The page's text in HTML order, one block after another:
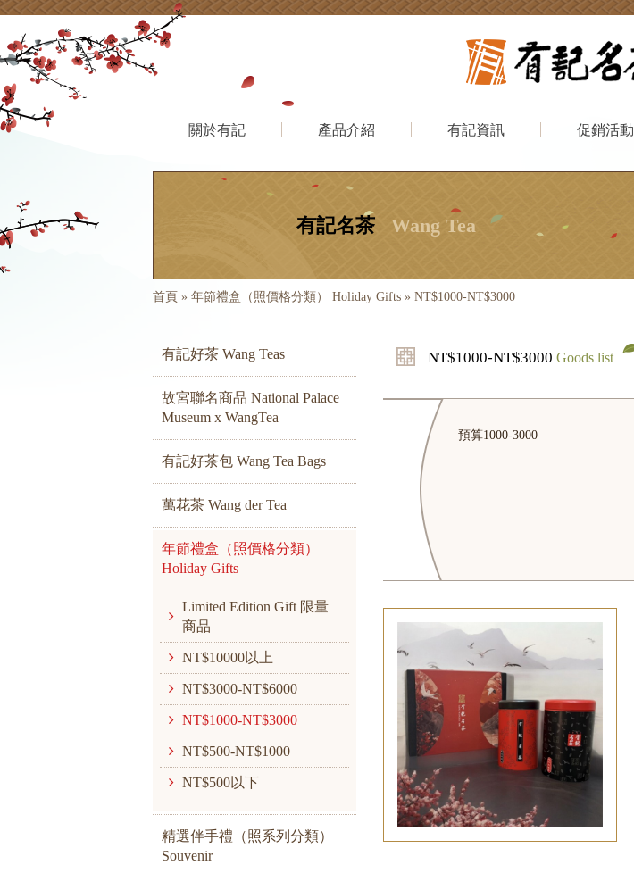
關於有記 產品介紹 有記資訊 促銷活動
有記名茶 Wang Tea
首頁 » 年節禮盒（照價格分類） Holiday Gifts » NT$1000-NT$3000
有記好茶 Wang Teas
故宮聯名商品 National Palace
Museum x WangTea
有記好茶包 Wang Tea Bags
萬花茶 Wang der Tea
年節禮盒（照價格分類）
Holiday Gifts
Limited Edition Gift 限量
商品
NT$10000以上
NT$3000-NT$6000
NT$1000-NT$3000
NT$500-NT$1000
NT$500以下
精選伴手禮（照系列分類）
Souvenir
NT$1000-NT$3000 Goods list
預算1000-3000